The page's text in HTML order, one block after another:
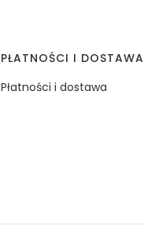
PŁATNOŚCI I DOSTAWA
Płatności i dostawa